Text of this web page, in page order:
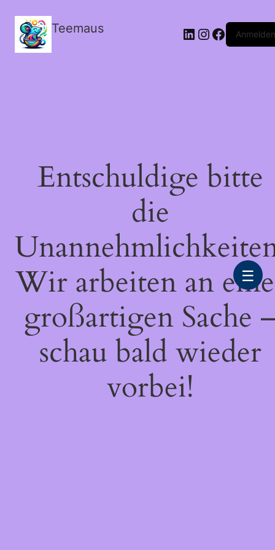
Teemaus LinkedIn
Instagram
FacebookAnmelden
Entschuldige bitte
die
Wir arbeiten an
großartigen Sache
schau bald wieder
vorbei!
☰